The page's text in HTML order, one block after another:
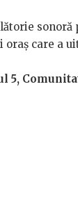
care a
5,